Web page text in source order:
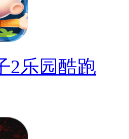
2乐园酷跑